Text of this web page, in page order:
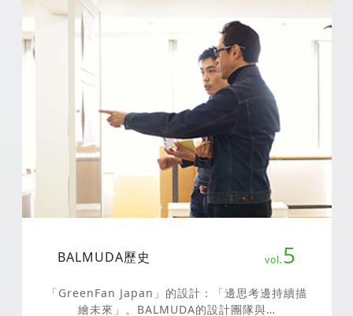
BALMUDA歷史 5
「GreenFan Japan」的設計：「邊思考邊持續描
繪未來」。BALMUDA的設計團隊與…